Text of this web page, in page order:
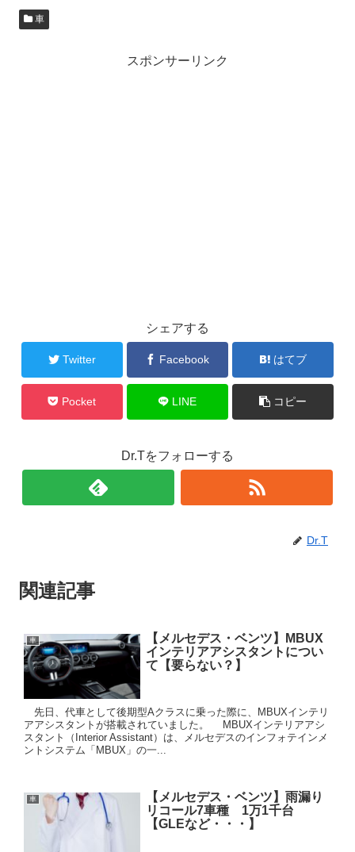
車
スポンサーリンク
シェアする
Twitter Facebook はてブ
Pocket LINE コピー
Dr.Tをフォローする
Dr.T
関連記事
車
【メルセデス・ベンツ】MBUX
インテリアアシスタントについ
て【要らない？】
先日、代車として後期型Aクラスに乗った際に、MBUXインテリ
アアシスタントが搭載されていました。 MBUXインテリアアシ
スタント（Interior Assistant）は、メルセデスのインフォテインメ
ントシステム「MBUX」の一...
車
【メルセデス・ベンツ】雨漏り
リコール7車種 1万1千台
【GLEなど・・・】